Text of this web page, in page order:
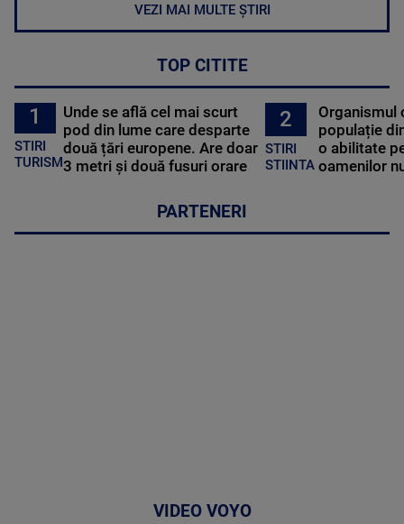
VEZI MAI MULTE ȘTIRI
TOP CITITE
1
STIRI
TURISM
Unde se află cel mai scurt
pod din lume care desparte
două țări europene. Are doar
3 metri și două fusuri orare
2
STIRI
STIINTA
Organismul
populație
o abilitate
oamenilor
PARTENERI
VIDEO VOYO